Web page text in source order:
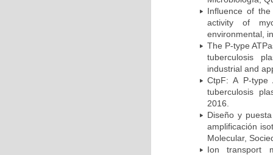
Influence of the
activity of
environmental,
The P-type
tuberculosis
industrial and
CtpF: A P-type
tuberculosis
2016.
Diseño y
amplificación
Molecular,
Ion transport